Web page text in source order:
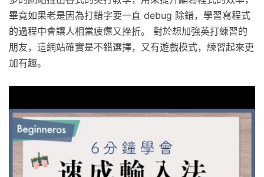
畢竟如果老是因為打錯字要一直 debug 除錯，學習寫程式
的過程中會讓人相當疲憊又挫折。 對於想加強英打練習的
朋友，這網站確實是不錯選擇，又有遊戲模式，練習起來更
加有趣。